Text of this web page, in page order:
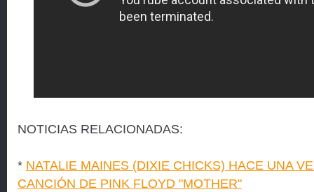
NOTICIAS RELACIONADAS:
* NATALIE MAINES (DIXIE CHICKS) HACE UNA
CANCIÓN DE PINK FLOYD "MOTHER"